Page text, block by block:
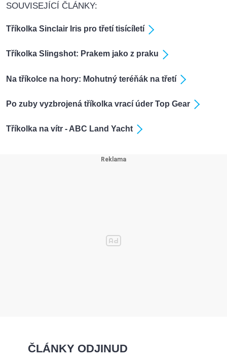
SOUVISEJÍCÍ ČLÁNKY:
Tříkolka Sinclair Iris pro třetí tisícíletí
Tříkolka Slingshot: Prakem jako z praku
Na tříkolce na hory: Mohutný teréňák na třetí
Po zuby vyzbrojená tříkolka vrací úder Top Gear
Tříkolka na vítr - ABC Land Yacht
ČLÁNKY ODJINUD